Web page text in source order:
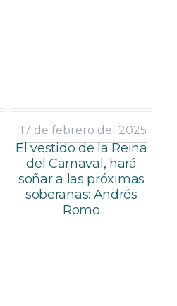
17 de febrero del 2025
El vestido de la Reina
del Carnaval, hará
soñar a las próximas
soberanas: Andrés
Romo